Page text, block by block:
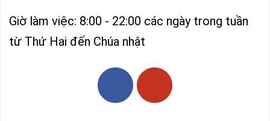
Giờ làm việc: 8:00 - 22:00 các ngày trong tuần
từ Thứ Hai đến Chúa nhật